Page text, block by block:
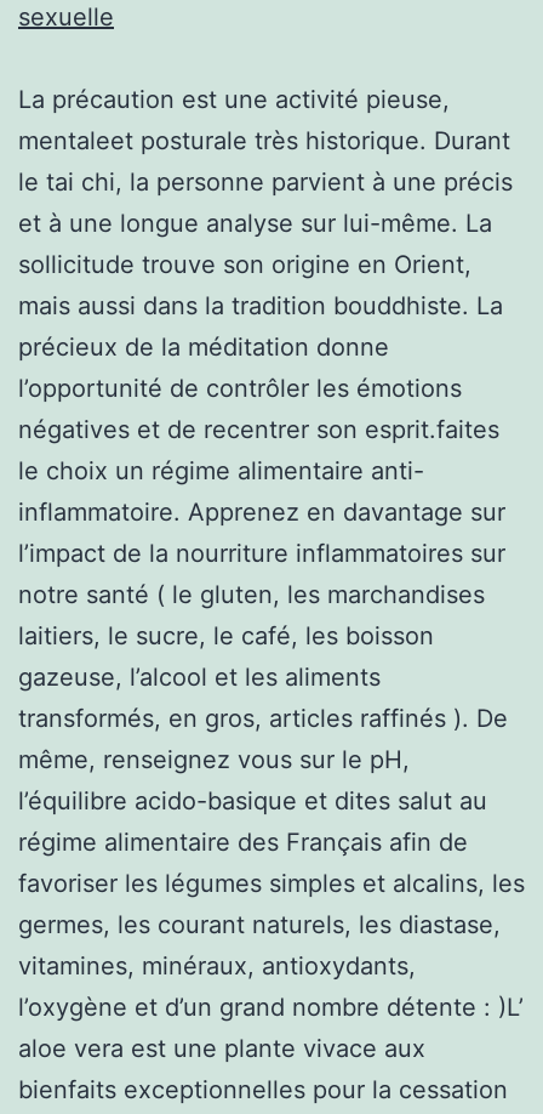
sexuelle
La précaution est une activité pieuse,
mentaleet posturale très historique. Durant
le tai chi, la personne parvient à une précis
et à une longue analyse sur lui-même. La
sollicitude trouve son origine en Orient,
mais aussi dans la tradition bouddhiste. La
précieux de la méditation donne
l’opportunité de contrôler les émotions
négatives et de recentrer son esprit.faites
le choix un régime alimentaire anti-
inflammatoire. Apprenez en davantage sur
l’impact de la nourriture inflammatoires sur
notre santé ( le gluten, les marchandises
laitiers, le sucre, le café, les boisson
gazeuse, l’alcool et les aliments
transformés, en gros, articles raffinés ). De
même, renseignez vous sur le pH,
l’équilibre acido-basique et dites salut au
régime alimentaire des Français afin de
favoriser les légumes simples et alcalins, les
germes, les courant naturels, les diastase,
vitamines, minéraux, antioxydants,
l’oxygène et d’un grand nombre détente : )L’
aloe vera est une plante vivace aux
bienfaits exceptionnelles pour la cessation